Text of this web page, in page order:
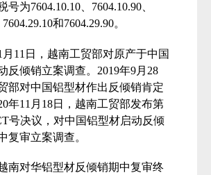
号为7604.10.10 7604.10.90
7604.29.10和7604.29.90。
月 11 日，越南工贸部对原产于中国
反倾销立案调查。 2019年9月 28
部对中国铝型材作出反倾销肯定
年11 月 18日，越南工贸部发布第
号决议，对中国铝型材启动反倾
复审立案调查。
南对华铝型材反倾销期中复审终